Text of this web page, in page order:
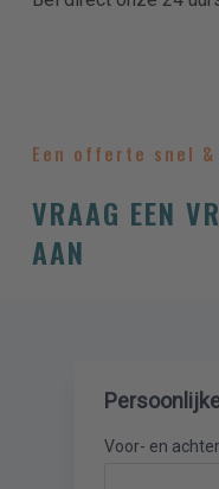
Een offerte snel
VRAAG EEN
AAN
Voor- en